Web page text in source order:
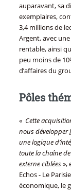
auparavant, sa
exemplaires,
3,4 millions de
Argent, avec
rentable, ainsi
peu moins de
d’affaires du
Pôles
« Cette
nous développer
une logique
toute la chaîne
externe ciblées»,
Echos - Le
économique, le